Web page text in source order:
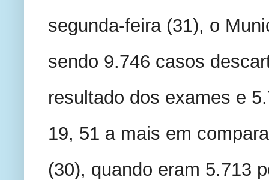
segunda-feira (31), o
sendo 9.746 casos
resultado dos exames e
19, 51 a mais em
(30), quando eram 5.713